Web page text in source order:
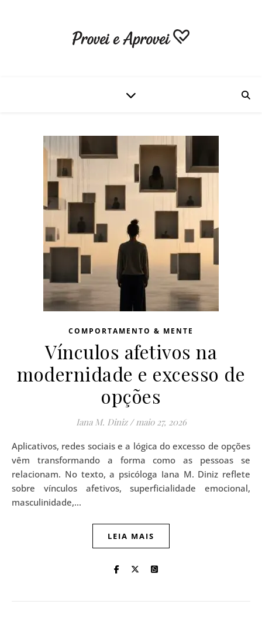
COMPORTAMENTO & MENTE
Vínculos afetivos na
modernidade e excesso de
opções
Iana M. Diniz / maio 27, 2026
Aplicativos, redes sociais e a lógica do excesso de opções
vêm transformando a forma como as pessoas se
relacionam. No texto, a psicóloga Iana M. Diniz reflete
sobre vínculos afetivos, superficialidade emocional,
masculinidade,…
LEIA MAIS